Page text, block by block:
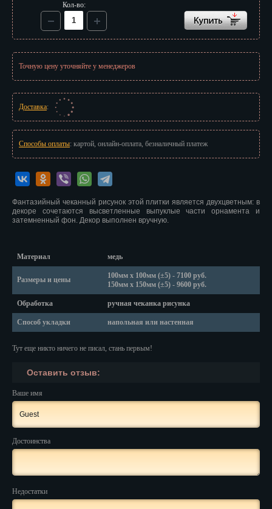
Зеленоград
Иркутск
Йошкар-Ола
Казань
Кемерово
Кострома
Краснодар
Красноярск
Кол-во:
Точную цену уточняйте у менеджеров
Доставка:
Способы оплаты: картой, онлайн-оплата, безналичный платеж
Фантазийный чеканный рисунок этой плитки является двухцветным: в
декоре сочетаются высветленные выпуклые части орнамента и
затемненный фон. Декор выполнен вручную.
Материал медь
Размеры и цены
100мм х 100мм (±5) - 7100 руб.
150мм х 150мм (±5) - 9600 руб.
Обработка ручная чеканка рисунка
Способ укладки напольная или настенная
Тут еще никто ничего не писал, стань первым!
Оставить отзыв:
Ваше имя
Достоинства
Недостатки